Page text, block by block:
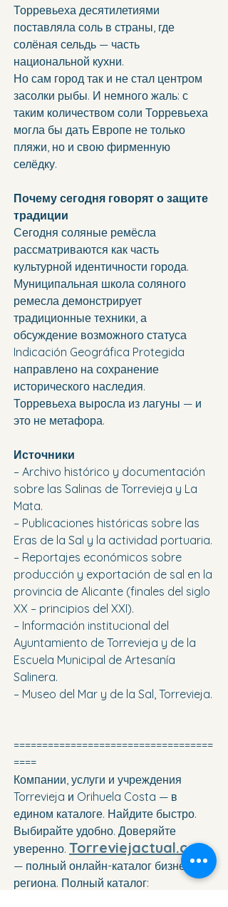
Торревьеха десятилетиями
поставляла соль в страны, где
солёная сельдь — часть
национальной кухни.
Но сам город так и не стал центром
засолки рыбы. И немного жаль: с
таким количеством соли Торревьеха
могла бы дать Европе не только
пляжи, но и свою фирменную
селёдку.
Почему сегодня говорят о защите
традиции
Сегодня соляные ремёсла
рассматриваются как часть
культурной идентичности города.
Муниципальная школа соляного
ремесла демонстрирует
традиционные техники, а
обсуждение возможного статуса
Indicación Geográfica Protegida
направлено на сохранение
исторического наследия.
Торревьеха выросла из лагуны — и
это не метафора.
Источники
– Archivo histórico y documentación
sobre las Salinas de Torrevieja y La
Mata.
– Publicaciones históricas sobre las
Eras de la Sal y la actividad portuaria.
– Reportajes económicos sobre
producción y exportación de sal en la
provincia de Alicante (finales del siglo
XX – principios del XXI).
– Información institucional del
Ayuntamiento de Torrevieja y de la
Escuela Municipal de Artesanía
Salinera.
– Museo del Mar y de la Sal, Torrevieja.
===================================
====
Компании, услуги и учреждения
Torrevieja и Orihuela Costa — в
едином каталоге. Найдите быстро.
Выбирайте удобно. Доверяйте
уверенно. Torreviejactual.com
— полный онлайн-каталог бизнеса
региона. Полный каталог: